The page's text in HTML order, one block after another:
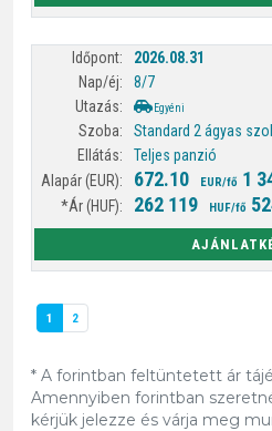
2026.08.31
8/7
Egyéni
Standard 2 ágyas
Teljes panzió
672.10 EUR/fő 1
262 119 HUF/fő
1 2
* A forintban feltüntetett ár
Amennyiben forintban
kérjük jelezze és várja meg